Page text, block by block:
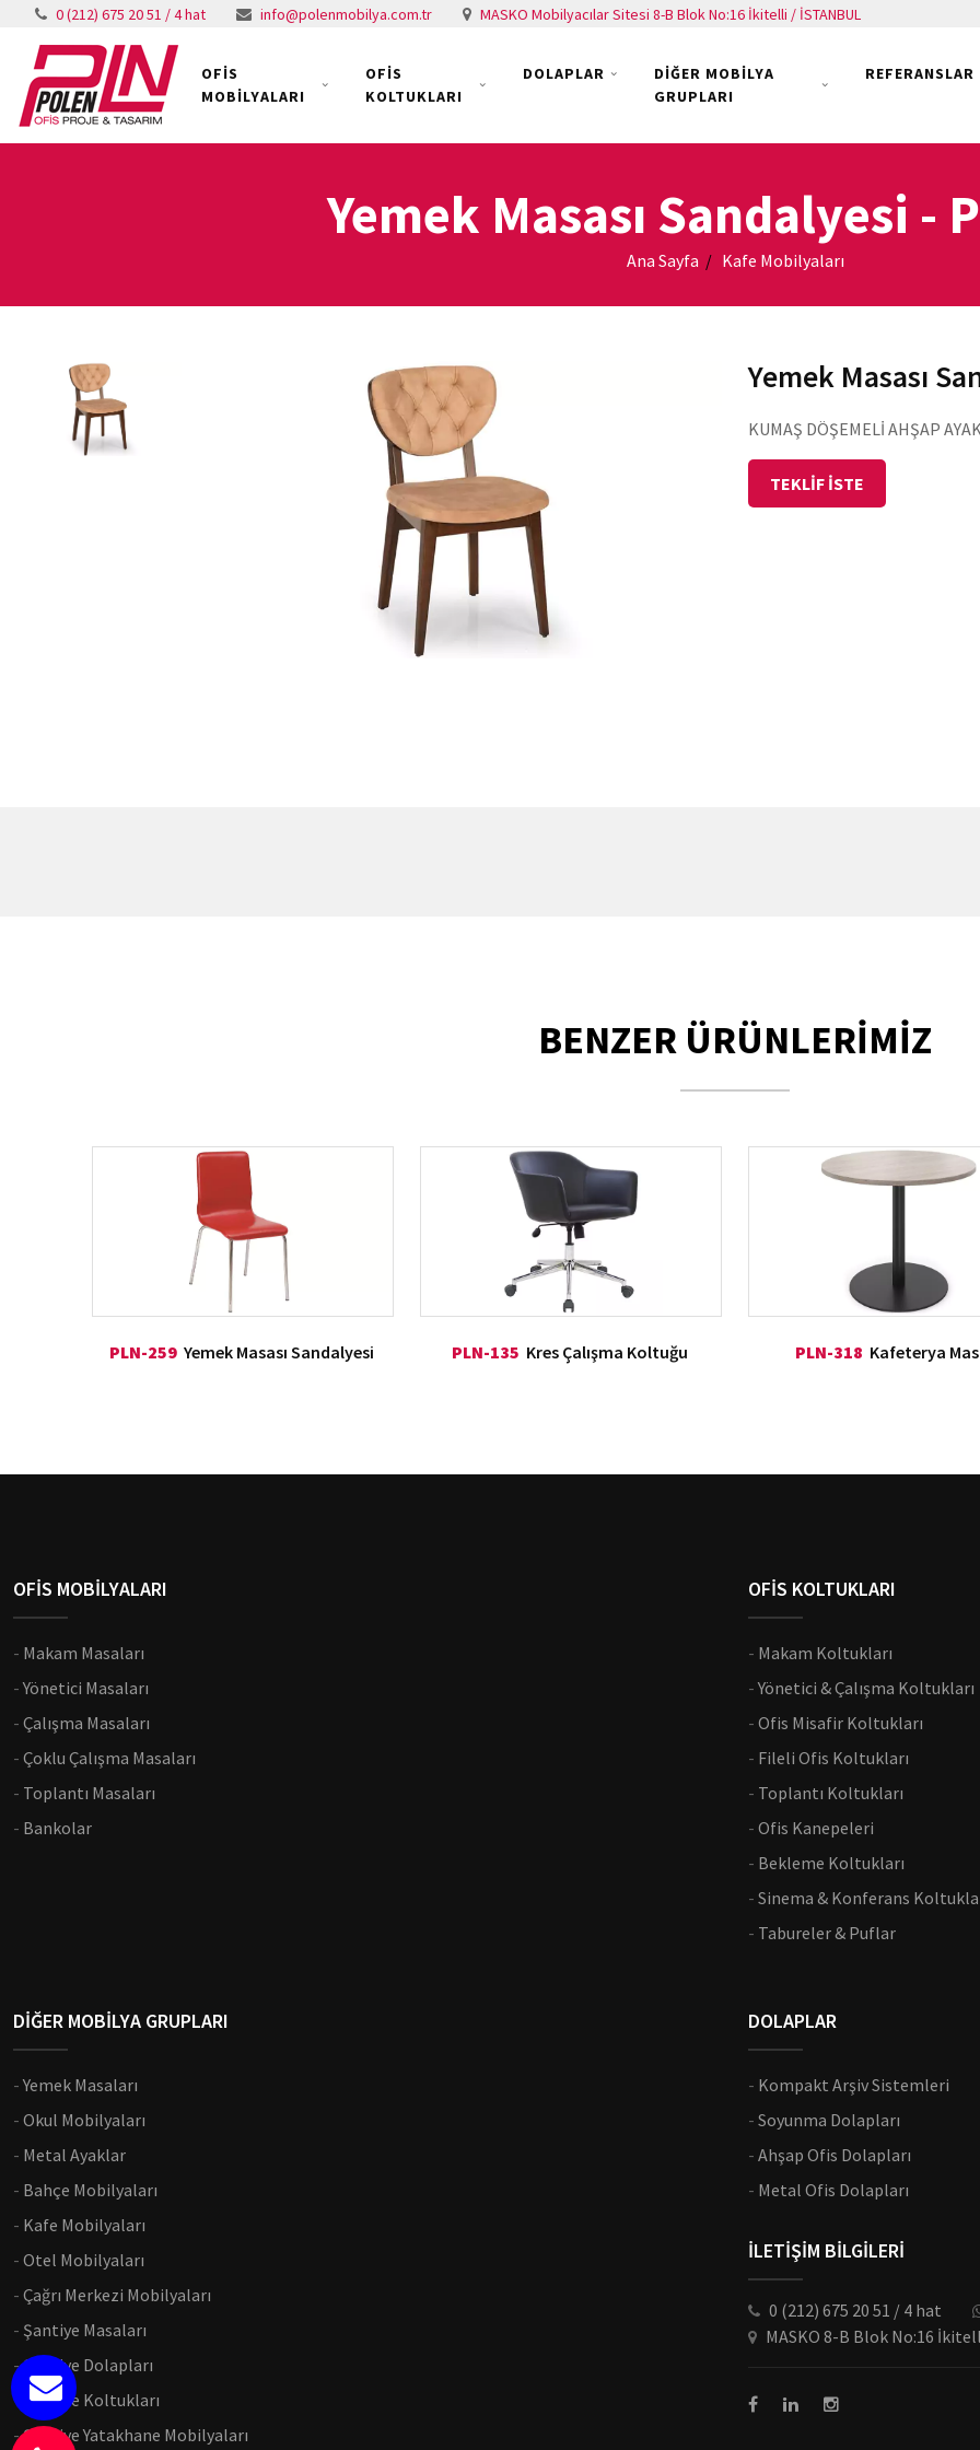
0 (212) 675 20 51 / 4 hat info@polenmobilya.com.tr MASKO Mobilyacılar Sitesi 8-B Blok No:16 İkitelli / İSTANBUL
OFİS
MOBİLYALARI
OFİS
KOLTUKLARI
DOLAPLAR
DİĞER MOBİLYA
GRUPLARI
REFERANSLAR
Yemek Masası Sandalyesi -
Ana Sayfa Kafe Mobilyaları
Yemek Masası
KUMAŞ DÖŞEMELİ AHŞAP
TEKLİF İSTE
BENZER ÜRÜNLERİMİZ
PLN-259 Yemek Masası Sandalyesi PLN-135 Kres Çalışma Koltuğu PLN-318 Kafeterya
OFİS MOBİLYALARI
- Makam Masaları
-Yönetici Masaları
- Çalışma Masaları
- Çoklu Çalışma Masaları
- Toplantı Masaları
- Bankolar
OFİS KOLTUKLARI
- Makam Koltukları
-Yönetici & Çalışma Koltukları
- Ofis Misafir Koltukları
- Fileli Ofis Koltukları
- Toplantı Koltukları
- Ofis Kanepeleri
- Bekleme Koltukları
- Sinema & Konferans
- Tabureler & Puflar
DİĞER MOBİLYA GRUPLARI
-Yemek Masaları
- Okul Mobilyaları
- Metal Ayaklar
- Bahçe Mobilyaları
- Kafe Mobilyaları
- Otel Mobilyaları
- Çağrı Merkezi Mobilyaları
- Şantiye Masaları
-Şantiye Dolapları
- Şantiye Koltukları
-Şantiye Yatakhane Mobilyaları
DOLAPLAR
- Kompakt Arşiv Sistemleri
- Soyunma Dolapları
- Ahşap Ofis Dolapları
- Metal Ofis Dolapları
İLETİŞİM BİLGİLERİ
0 (212) 675 20 51 / 4 hat
MASKO 8-B Blok No:16